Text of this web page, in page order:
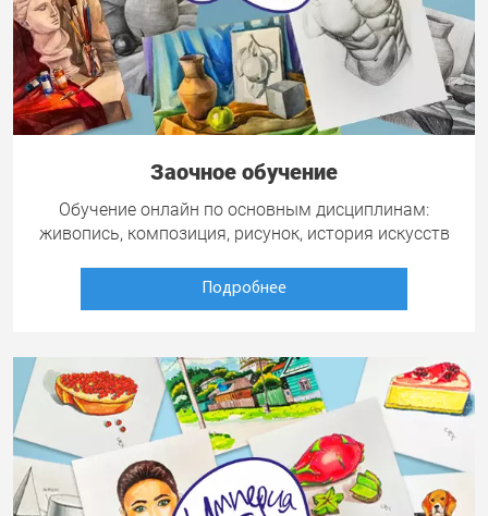
Заочное обучение
Обучение онлайн по основным дисциплинам:
живопись, композиция, рисунок, история искусств
Подробнее